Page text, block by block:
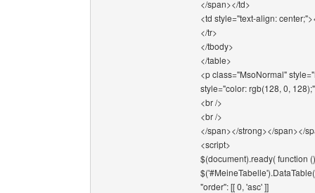
</span></td>
<td style="text-align:
</tr>
</tbody>
</table>
<p class="MsoNormal"
style="color: rgb(128, 0,
<br />
<br />
</span></strong></span></
<script>
$(document).ready( function
"order": [[ 0, 'asc' ]]